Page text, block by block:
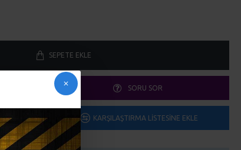
SEPETE EKLE
SORU SOR
KARŞILAŞTIRMA LISTESINE EKLE